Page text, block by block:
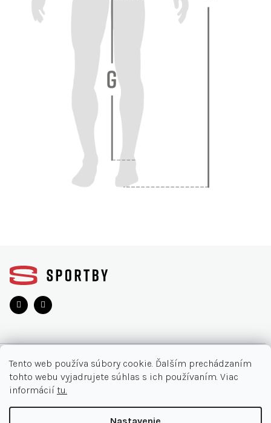
Tento web používa súbory cookie. Ďalším prechádzaním
tohto webu vyjadrujete súhlas s ich používaním. Viac
informácií tu.
e
O NÁKUPE
Moja objednávka
Najčastejšie otázky
INFORMÁCIE